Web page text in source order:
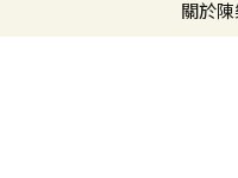
關於
陳樂
陳樂